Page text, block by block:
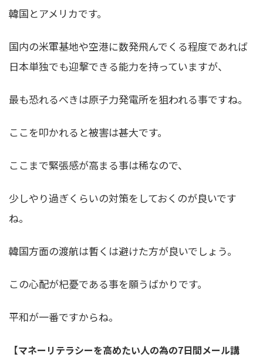
韓国とアメリカです。
国内の米軍基地や空港に数発飛んでくる程度であれば
日本単独でも迎撃できる能力を持っていますが、
最も恐れるべきは原子力発電所を狙われる事ですね。
ここを叩かれると被害は甚大です。
ここまで緊張感が高まる事は稀なので、
少しやり過ぎくらいの対策をしておくのが良いです
ね。
韓国方面の渡航は暫くは避けた方が良いでしょう。
この心配が杞憂である事を願うばかりです。
平和が一番ですからね。
【マネーリテラシーを高めたい人の為の7日間メール講